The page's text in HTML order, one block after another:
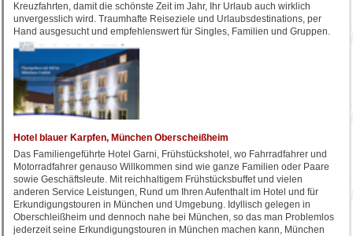
Kreuzfahrten, damit die schönste Zeit im Jahr, Ihr Urlaub auch wirklich
unvergesslich wird. Traumhafte Reiseziele und Urlaubsdestinations, per
Hand ausgesucht und empfehlenswert für Singles, Familien und Gruppen.
Hotel blauer Karpfen, München Oberscheißheim
Das Familiengeführte Hotel Garni, Frühstückshotel, wo Fahrradfahrer und
Motorradfahrer genauso Willkommen sind wie ganze Familien oder Paare
sowie Geschäftsleute. Mit reichhaltigem Frühstücksbuffet und vielen
anderen Service Leistungen, Rund um Ihren Aufenthalt im Hotel und für
Erkundigungstouren in München und Umgebung. Idyllisch gelegen in
Oberschleißheim und dennoch nahe bei München, so das man Problemlos
jederzeit seine Erkundigungstouren in München machen kann, München